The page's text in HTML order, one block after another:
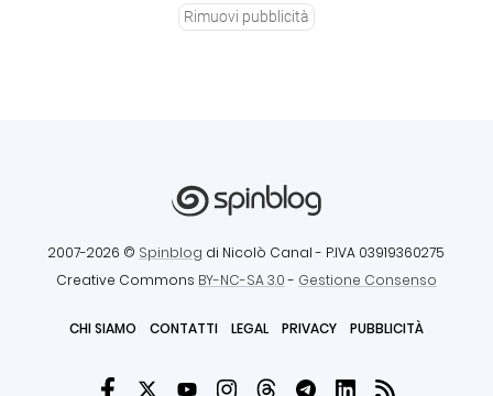
Rimuovi pubblicità
2007-2026 © Spinblog di Nicolò Canal - P.IVA 03919360275
Creative Commons BY-NC-SA 3.0- Gestione Consenso
CHI SIAMO CONTATTI LEGAL PRIVACY PUBBLICITÀ